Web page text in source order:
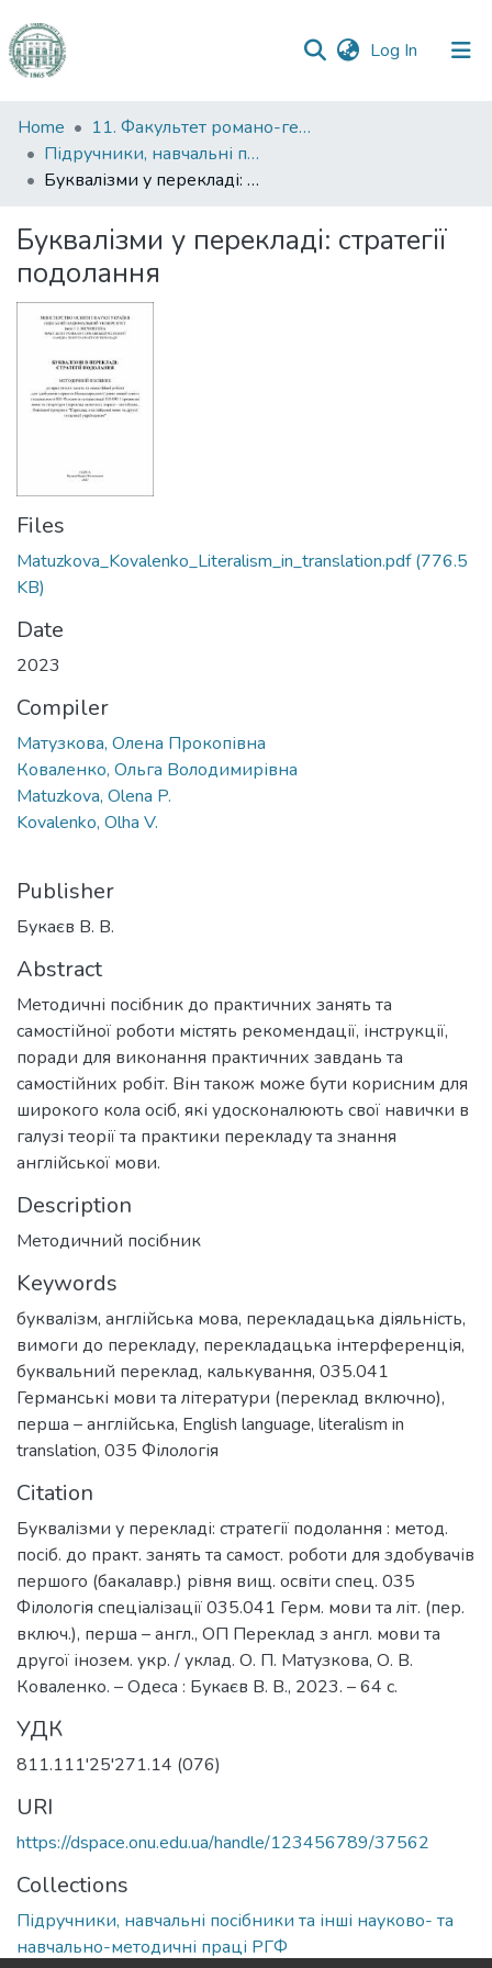
Log In (current)
Communities
&
Collections
Statistics
Home
11. Факультет романо-германської філології
Підручники, навчальні посібники та інші науково- та навчально-методичні праці РГФ
Буквалізми у перекладі: стратегії подолання
Буквалізми у перекладі: стратегії
подолання
Files
Matuzkova_Kovalenko_Literalism_in_translation.pdf(776.5
KB)
Date
2023
Compiler
Матузкова, Олена Прокопівна
Коваленко, Ольга Володимирівна
Matuzkova, Olena P.
Kovalenko, Olha V.
Publisher
Букаєв В. В.
Abstract
Методичні посібник до практичних занять та
самостійної роботи містять рекомендації, інструкції,
поради для виконання практичних завдань та
самостійних робіт. Він також може бути корисним для
широкого кола осіб, які удосконалюють свої навички в
галузі теорії та практики перекладу та знання
англійської мови.
Description
Методичний посібник
Keywords
буквалізм, англійська мова, перекладацька діяльність,
вимоги до перекладу, перекладацька інтерференція,
буквальний переклад, калькування, 035.041
Германські мови та літератури (переклад включно),
перша – англійська, English language, literalism in
translation, 035 Філологія
Citation
Буквалізми у перекладі: стратегії подолання : метод.
посіб. до практ. занять та самост. роботи для здобувачів
першого (бакалавр.) рівня вищ. освіти спец. 035
Філологія спеціалізації 035.041 Герм. мови та літ. (пер.
включ.), перша – англ., ОП Переклад з англ. мови та
другої інозем. укр. / уклад. О. П. Матузкова, О. В.
Коваленко. – Одеса : Букаєв В. В., 2023. – 64 с.
УДК
811.111'25'271.14 (076)
URI
https://dspace.onu.edu.ua/handle/123456789/37562
Collections
Підручники, навчальні посібники та інші науково- та
навчально-методичні праці РГФ